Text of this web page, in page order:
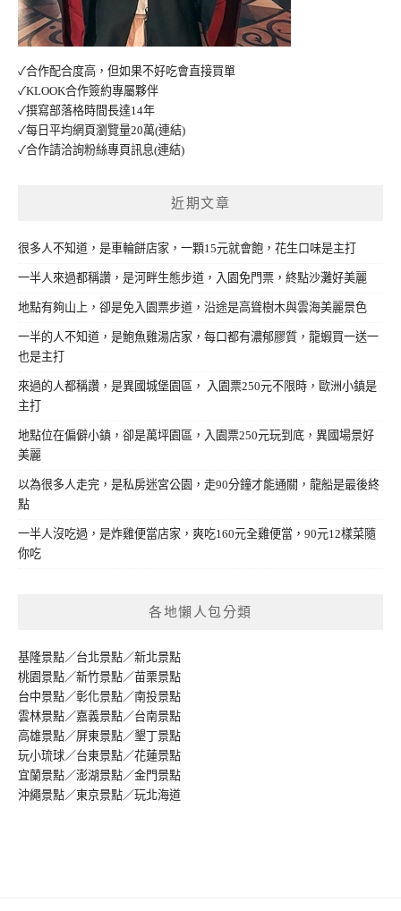
✓合作配合度高，但如果不好吃會直接買單
✓KLOOK合作簽約專屬夥伴
✓撰寫部落格時間長達14年
✓每日平均網頁瀏覽量20萬(連結)
✓合作請洽詢粉絲專頁訊息(連結)
近期文章
很多人不知道，是車輪餅店家，一顆15元就會飽，花生口味是主打
一半人來過都稱讚，是河畔生態步道，入園免門票，終點沙灘好美麗
地點有夠山上，卻是免入園票步道，沿途是高聳樹木與雲海美麗景色
一半的人不知道，是鮑魚雞湯店家，每口都有濃郁膠質，龍蝦買一送一
也是主打
來過的人都稱讚，是異國城堡園區， 入園票250元不限時，歐洲小鎮是
主打
地點位在偏僻小鎮，卻是萬坪園區，入園票250元玩到底，異國場景好
美麗
以為很多人走完，是私房迷宮公園，走90分鐘才能通關，龍船是最後終
點
一半人沒吃過，是炸雞便當店家，爽吃160元全雞便當，90元12樣菜隨
你吃
各地懶人包分類
基隆景點／台北景點／新北景點
桃園景點／新竹景點／苗栗景點
台中景點／彰化景點／南投景點
雲林景點／嘉義景點／台南景點
高雄景點／屏東景點／墾丁景點
玩小琉球／台東景點／花蓮景點
宜蘭景點／澎湖景點／金門景點
沖繩景點／東京景點／玩北海道